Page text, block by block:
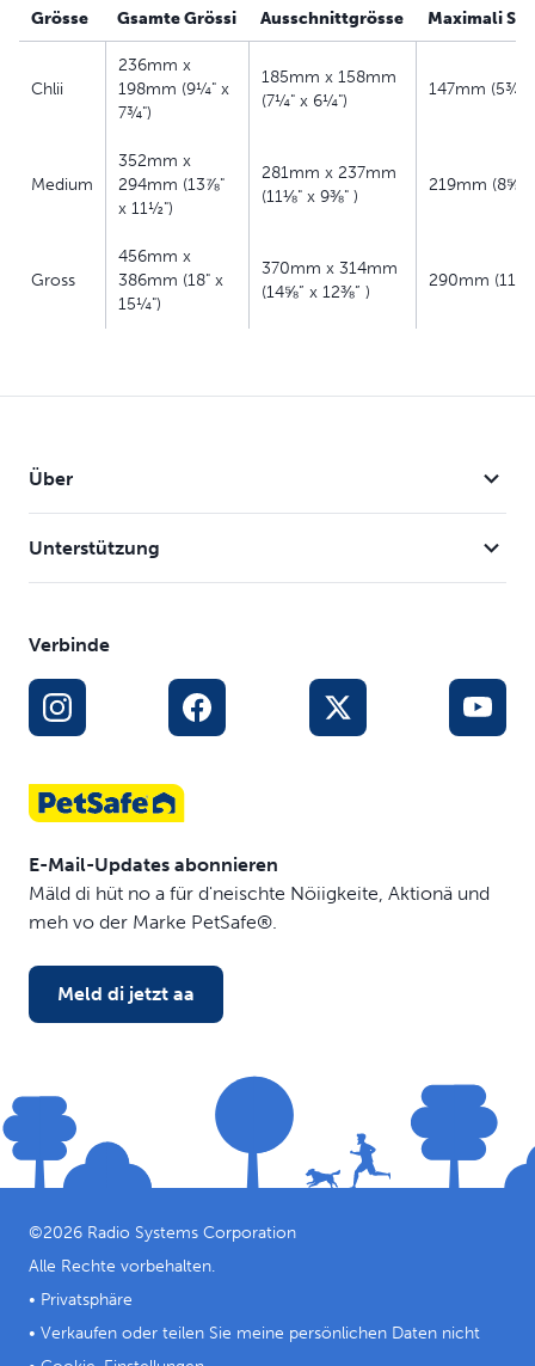
Grösse Gsamte Grössi Ausschnittgrösse Maximali
Chlii
236mm x
198mm (9¼" x
7¾")
185mm x 158mm
(7¼" x 6¼")
147mm (5¾
Medium
352mm x
294mm (13⅞"
x 11½")
281mm x 237mm
(11⅛" x 9⅜" )
219mm (8⅝
Gross
456mm x
386mm (18" x
15¼")
370mm x 314mm
(14⅝” x 12⅜” )
290mm (11⅜
Über
Unterstützung
Verbinde
E-Mail-Updates abonnieren
Mäld di hüt no a für d'neischte Nöiigkeite, Aktionä und
meh vo der Marke PetSafe®.
Meld di jetzt aa
©2026 Radio Systems Corporation
Alle Rechte vorbehalten.
• Privatsphäre
• Verkaufen oder teilen Sie meine persönlichen Daten nicht